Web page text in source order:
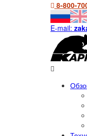
8-800-
E-mail: